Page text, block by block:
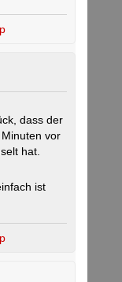
dass der
vor
hat.
ist